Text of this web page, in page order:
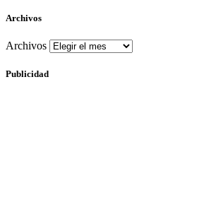
Archivos
Archivos
Publicidad